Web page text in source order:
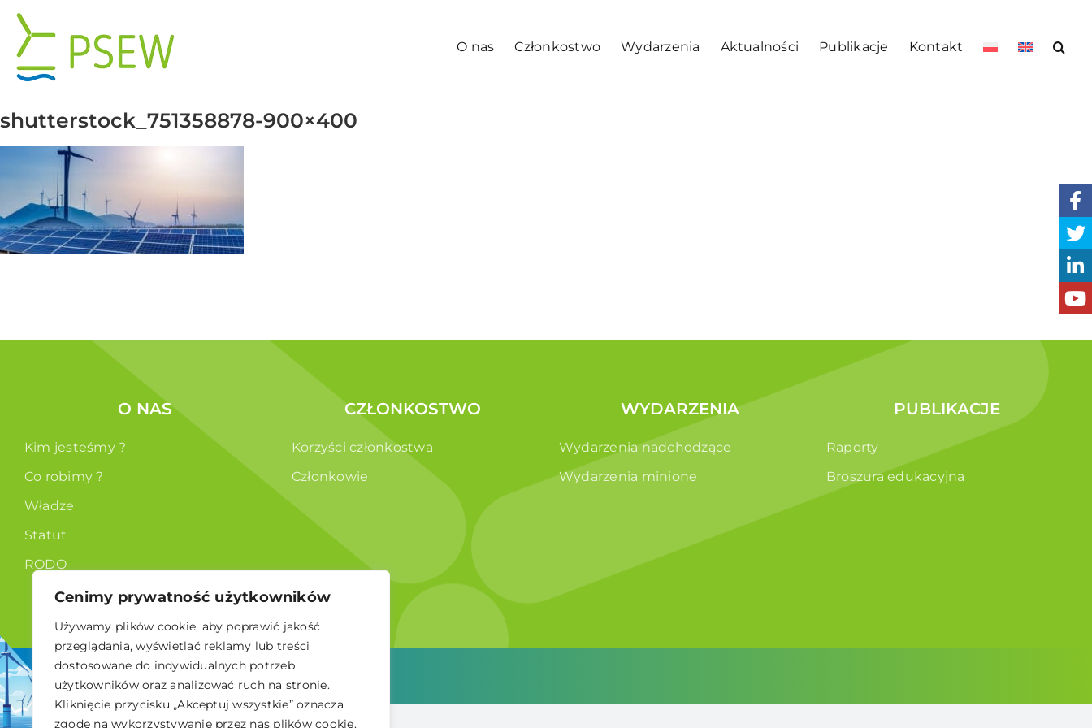
Cenimy prywatność użytkowników
Używamy plików cookie, aby poprawić jakość
przeglądania, wyświetlać reklamy lub treści
dostosowane do indywidualnych potrzeb
użytkowników oraz analizować ruch na stronie.
Kliknięcie przycisku „Akceptuj wszystkie” oznacza
zgodę na wykorzystywanie przez nas plików cookie.
Przejdź
zawartości
O nas Członkostwo Wydarzenia Aktualności Publikacje Kontakt
shutterstock_751358878-900×400
O NAS
Kim jesteśmy ?
Co robimy ?
Władze
Statut
RODO
CZŁONKOSTWO
Korzyści członkostwa
Członkowie
WYDARZENIA
Wydarzenia nadchodzące
Wydarzenia minione
PUBLIKACJE
Raporty
Broszura edukacyjna
© 2026 Polskie Stowarzyszenie Energetyki Wiatrowej